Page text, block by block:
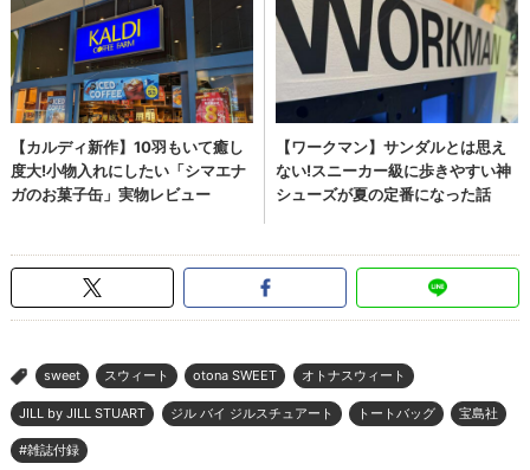
> sweet スウィート otona SWEET オトナスウィート
JILL by JILL STUART ジル バイ ジルスチュアート トートバッグ 宝島社
#雑誌付録